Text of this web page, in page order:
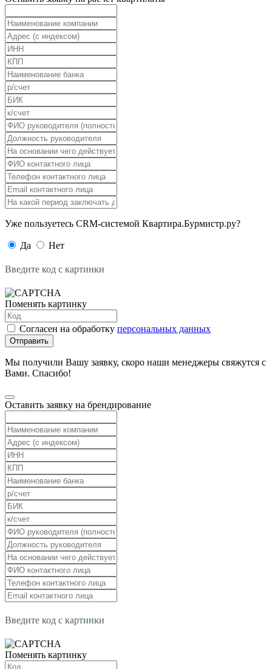
Уже пользуетесь CRM-системой Квартира.Бурмистр.ру?
Да Нет
Введите код с картинки
Поменять картинку
Согласен на обработку персональных данных
Отправить
Мы получили Вашу заявку, скоро наши менеджеры свяжутся с
Вами. Спасибо!
Оставить заявку на брендирование
Введите код с картинки
Поменять картинку